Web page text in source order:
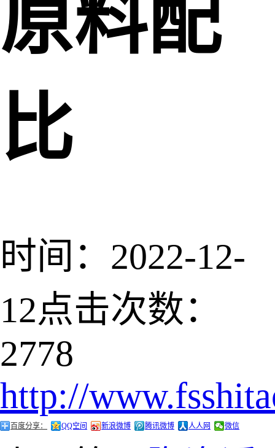
原料配
比
时间：2022-12-
12点击次数：
2778
http://
百度分享： QQ空间 新浪微博 腾讯微博 人人网 微信